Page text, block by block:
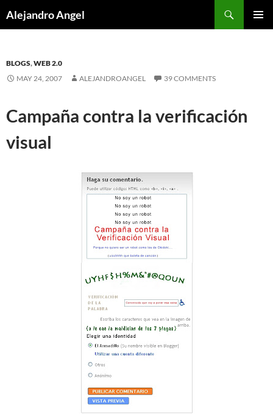
toAlejandro Angel
BLOGS,WEB 2.0
MAY 24, 2007
ALEJANDROANGEL 39 COMMENTS
Campaña contra la verificación
visual